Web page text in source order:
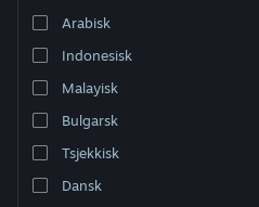
Arabisk
Indonesisk
Malayisk
Bulgarsk
Tsjekkisk
Dansk